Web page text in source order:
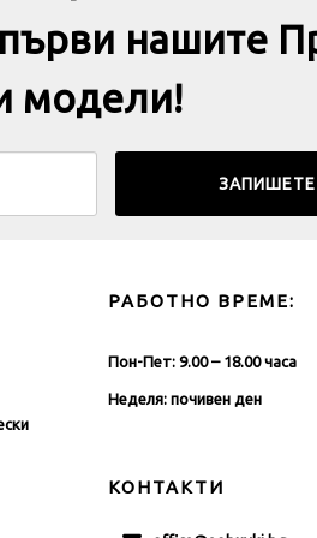
нашите
модели!
РАБОТНО ВРЕМЕ:
Пон-Пет: 9.00 – 18.00 часа
Неделя: почивен ден
КОНТАКТИ